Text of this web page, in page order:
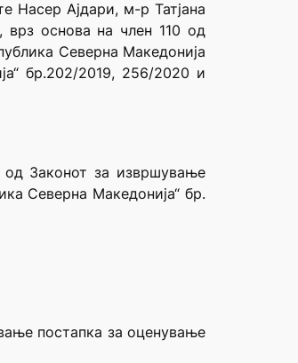
Насер Ајдари, м-р Татјана
основа на член 110 од
Северна Македонија
бр.202/2019, 256/2020 и
Законот за извршување
Северна Македонија“ бр.
постапка за оценување